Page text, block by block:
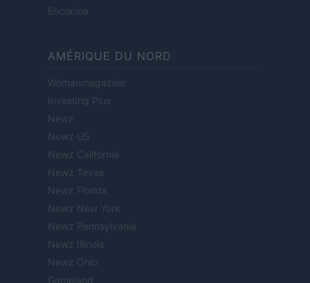
Encocina
AMÉRIQUE DU NORD
Womanmagazine
Investing Plus
Newz
Newz US
Newz California
Newz Texas
Newz Florida
Newz New York
Newz Pennsylvania
Newz Illinois
Newz Ohio
Gameland